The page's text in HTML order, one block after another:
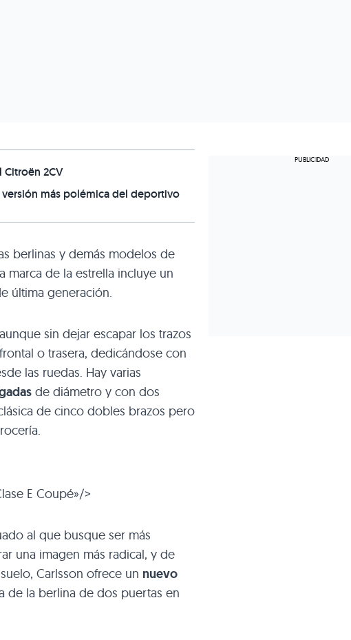
Citroën 2CV
versión más polémica del deportivo
berlinas y demás modelos de
marca de la estrella incluye un
última generación.
sin dejar escapar los trazos
o trasera, dedicándose con
las ruedas. Hay varias
de diámetro y con dos
de cinco dobles brazos pero
E Coupé»/>
al que busque ser más
una imagen más radical, y de
Carlsson ofrece un nuevo
de la berlina de dos puertas en